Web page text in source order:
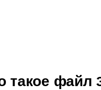
такое файл